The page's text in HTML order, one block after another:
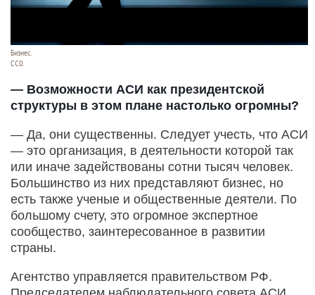
Бизнес.
СС0.
— Возможности АСИ как президентской
структуры в этом плане настолько огромны?
— Да, они существенны. Следует учесть, что АСИ
— это организация, в деятельности которой так
или иначе задействованы сотни тысяч человек.
Большинство из них представляют бизнес, но
есть также ученые и общественные деятели. По
большому счету, это огромное экспертное
сообщество, заинтересованное в развитии
страны.
Агентство управляется правительством РФ.